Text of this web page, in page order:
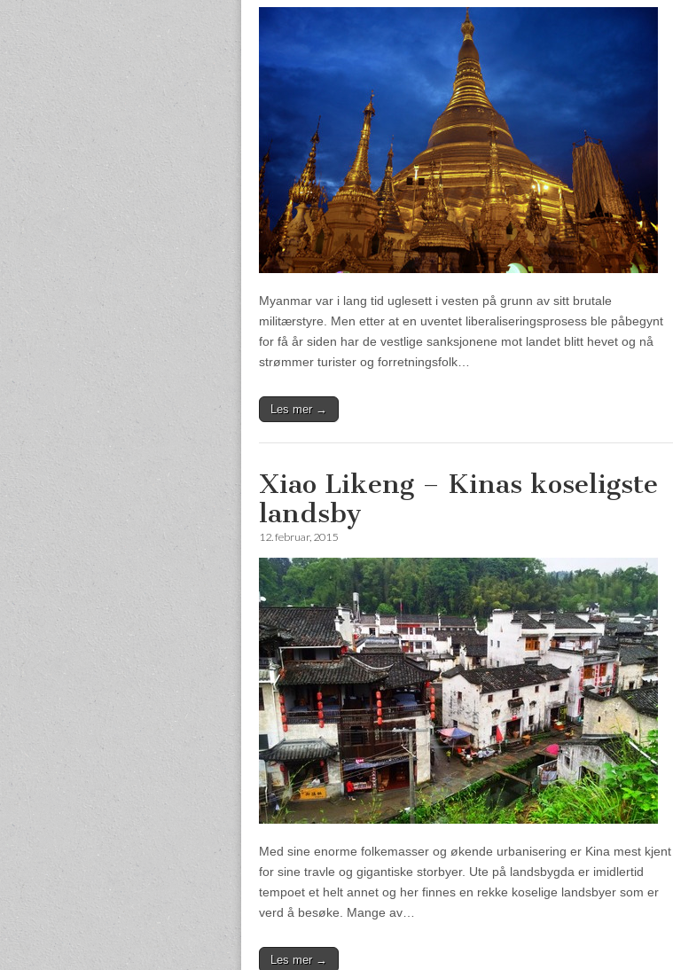
Myanmar var i lang tid uglesett i vesten på grunn av sitt brutale
militærstyre. Men etter at en uventet liberaliseringsprosess ble påbegynt
for få år siden har de vestlige sanksjonene mot landet blitt hevet og nå
strømmer turister og forretningsfolk…
Les mer →
Xiao Likeng – Kinas koseligste
landsby
12. februar, 2015
Med sine enorme folkemasser og økende urbanisering er Kina mest kjent
for sine travle og gigantiske storbyer. Ute på landsbygda er imidlertid
tempoet et helt annet og her finnes en rekke koselige landsbyer som er
verd å besøke. Mange av…
Les mer →